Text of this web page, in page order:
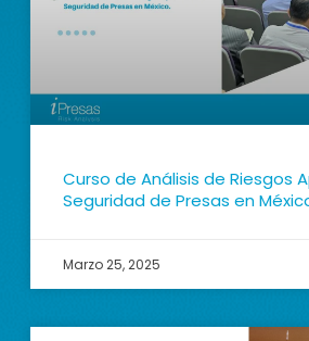
Curso de Análisis de Riesgos
Seguridad de Presas en
Marzo 25, 2025